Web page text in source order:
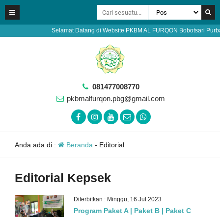
Selamat Datang di Website PKBM AL FURQON Bobotsari
081477008770
pkbmalfurqon.pbg@gmail.com
Anda ada di : Beranda - Editorial
Editorial Kepsek
Diterbitkan : Minggu, 16 Jul 2023
Program Paket A | Paket B | Paket C